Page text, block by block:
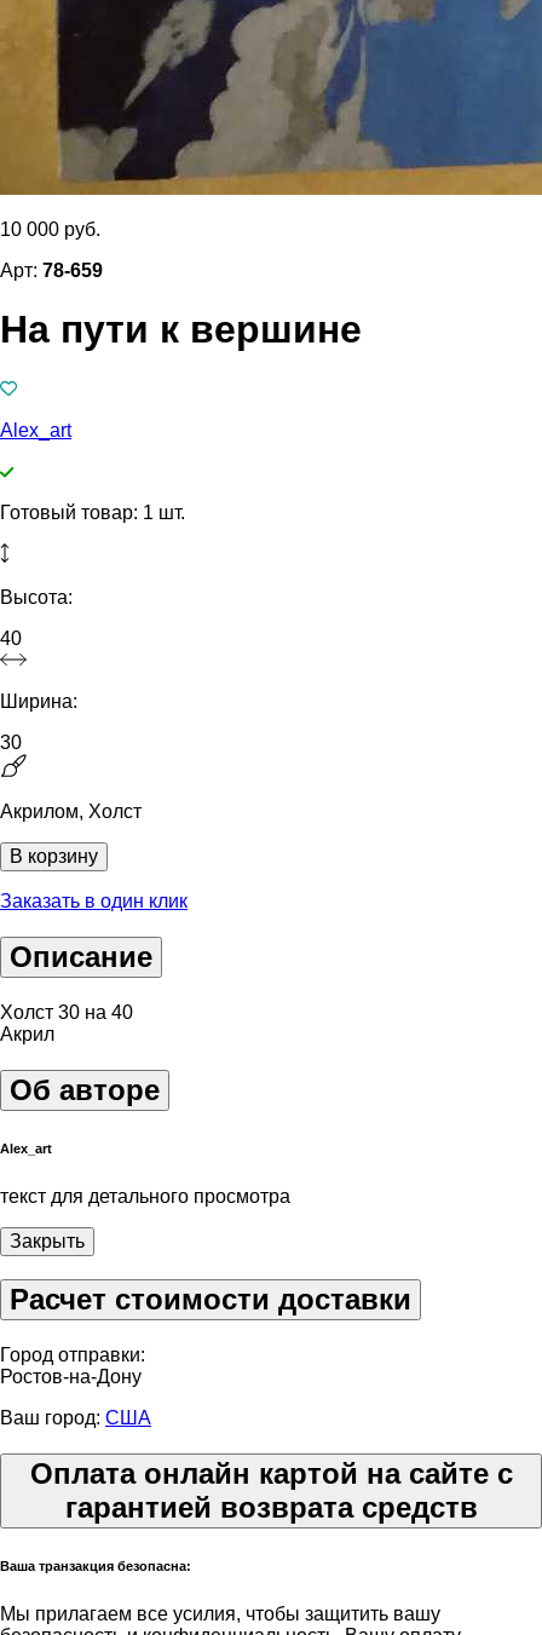
10 000 руб.
Арт: 78-659
На пути к вершине
Alex_art
Готовый товар: 1 шт.
Высота:
40
Ширина:
30
Акрилом, Холст
В корзину
Заказать в один клик
Описание
Холст 30 на 40
Акрил
Об авторе
Alex_art
текст для детального просмотра
Закрыть
Расчет стоимости доставки
Город отправки:
Ростов-на-Дону
Ваш город: США
Оплата онлайн картой на сайте с
гарантией возврата средств
Ваша транзакция безопасна:
Мы прилагаем все усилия, чтобы защитить вашу